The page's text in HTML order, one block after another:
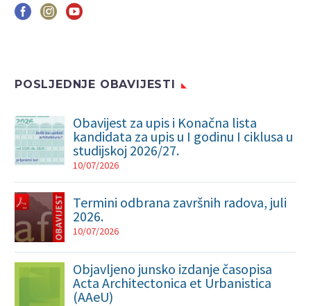
POSLJEDNJE OBAVIJESTI
Obavijest za upis i Konačna lista
kandidata za upis u I godinu I ciklusa u
studijskoj 2026/27.
10/07/2026
Termini odbrana završnih radova, juli
2026.
10/07/2026
Objavljeno junsko izdanje časopisa
Acta Architectonica et Urbanistica
(AAeU)